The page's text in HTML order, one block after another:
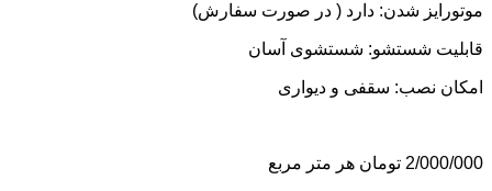
موتورایز شدن: دارد ( در صورت سفارش)
قابلیت شستشو: شستشوی آسان
امکان نصب: سقفی و دیواری
2/000/000 تومان هر متر مربع